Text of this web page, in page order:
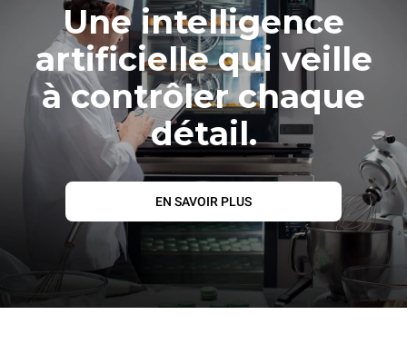
Une intelligence
artificielle qui veille
à contrôler chaque
détail.
EN SAVOIR PLUS